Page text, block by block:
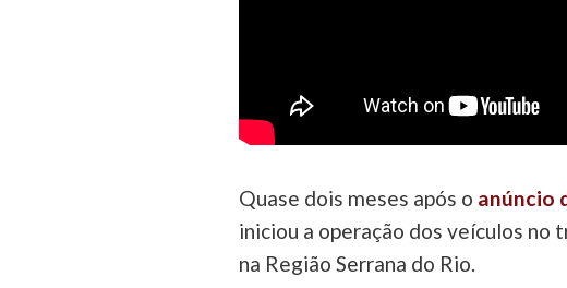
Quase dois meses após o anúncio
iniciou a operação dos veículos no
na Região Serrana do Rio.